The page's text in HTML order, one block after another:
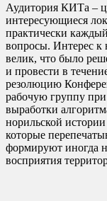
Аудитория КИТа –
интересующиеся
практически
вопросы. Интерес к
велик, что было
и провести в
резолюцию
рабочую группу
выработки
норильской
которые
формируют иногда
восприятия